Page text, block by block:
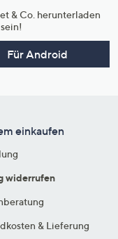
& Co. herunterladen
Für Android
einkaufen
widerrufen
& Lieferung